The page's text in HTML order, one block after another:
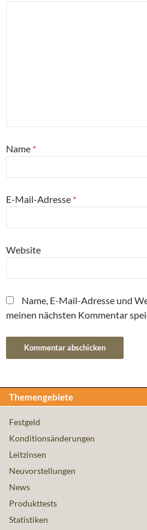
Name *
E-Mail-Adresse *
Website
Name, E-Mail-Adresse und
meinen nächsten Kommentar
Themengebiete
Festgeld
Konditionsänderungen
Leitzinsen
Neuvorstellungen
News
Produkttests
Statistiken